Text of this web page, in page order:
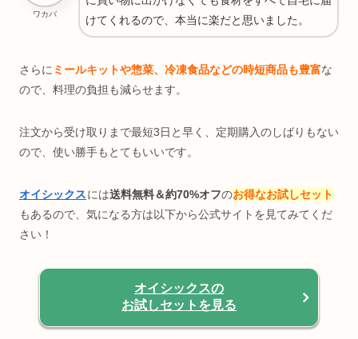
ワカバ
けてくれるので、本当に楽だと思いました。
さらに ミールキットや惣菜、冷凍食品などの時短商品も豊富な
ので、料理の負担も減らせます。
注文から受け取りまで最短3日と早く、定期購入のしばりもない
ので、使い勝手もとてもいいです。
オイシックスには送料無料＆約70%オフのお得なお試しセット
もあるので、気になる方は以下から公式サイトを見てみてくだ
さい！
オイシックスの
お試しセットを見る